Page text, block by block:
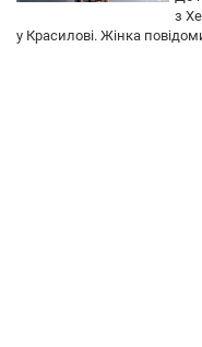
з
у Красилові. Жінка